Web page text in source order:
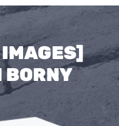
IMAGES]
BORNY